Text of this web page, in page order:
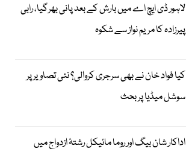
لاہور ڈی ایچ اے میں بارش کے بعد پانی بھرگیا، رابی
پیرزادہ کا مریم نواز سے شکوہ
کیا فواد خان نے بھی سرجری کروالی؟ نئی تصاویر پر
سوشل میڈیا پر بحث
اداکار شان بیگ اور روما مائیکل رشتۂ ازدواج میں